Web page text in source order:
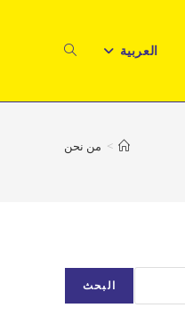
العربية TOGGLE
> من نحن
البحث